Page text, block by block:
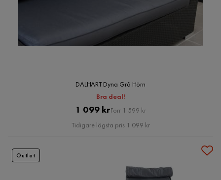
DALHART Dyna Grå Hörn
Bra deal!
Pris
1 099 krOriginal
Pris
Förr 1 599 kr
Tidigare lägsta pris 1 099 kr
Outlet